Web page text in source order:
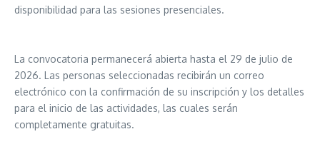
disponibilidad para las sesiones presenciales.
La convocatoria permanecerá abierta hasta el 29 de julio de
2026. Las personas seleccionadas recibirán un correo
electrónico con la confirmación de su inscripción y los detalles
para el inicio de las actividades, las cuales serán
completamente gratuitas.